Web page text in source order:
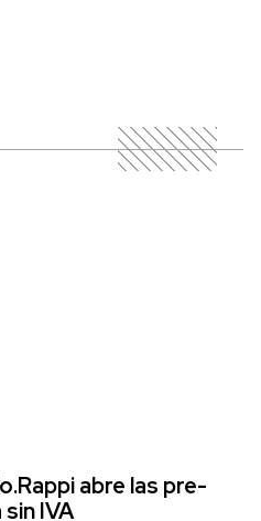
abre las pre-
IVA